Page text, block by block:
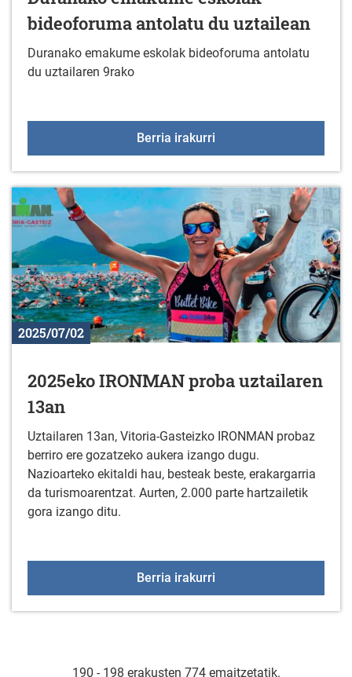
bideoforuma antolatu du uztailean
Duranako emakume eskolak bideoforuma antolatu
du uztailaren 9rako
Berria irakurri
2025/07/02
2025eko IRONMAN proba uztailaren
13an
Uztailaren 13an, Vitoria-Gasteizko IRONMAN probaz
berriro ere gozatzeko aukera izango dugu.
Nazioarteko ekitaldi hau, besteak beste, erakargarria
da turismoarentzat. Aurten, 2.000 parte hartzailetik
gora izango ditu.
Berria irakurri
190 - 198 erakusten 774 emaitzetatik.